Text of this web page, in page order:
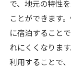
で、地元の特性
ことができます
に宿泊すること
れにくくなりま
利用することで